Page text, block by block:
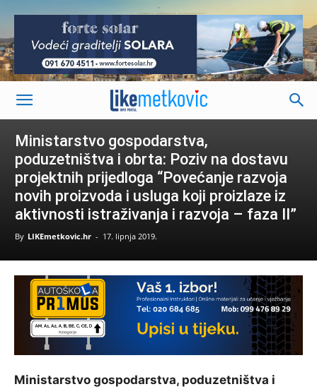
-
Ministarstvo gospodarstva,
poduzetništva i obrta: Poziv na dostavu
projektnih prijedloga “Povećanje razvoja
novih proizvoda i usluga koji proizlaze iz
aktivnosti istraživanja i razvoja – faza II”
By LIKEmetkovic.hr - 17. lipnja 2019.
Ministarstvo gospodarstva, poduzetništva i